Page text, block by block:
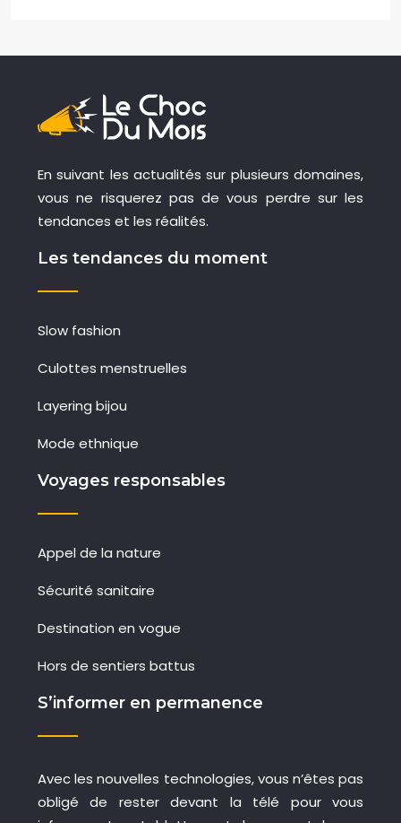
En suivant les actualités sur plusieurs domaines,
vous ne risquerez pas de vous perdre sur les
tendances et les réalités.
Les tendances du moment
Slow fashion
Culottes menstruelles
Layering bijou
Mode ethnique
Voyages responsables
Appel de la nature
Sécurité sanitaire
Destination en vogue
Hors de sentiers battus
S’informer en permanence
Avec les nouvelles technologies, vous n’êtes pas
obligé de rester devant la télé pour vous